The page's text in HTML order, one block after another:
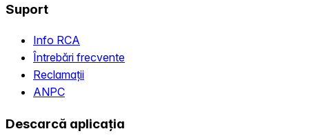
Suport
Info RCA
Întrebări frecvente
Reclamații
ANPC
Descarcă aplicația